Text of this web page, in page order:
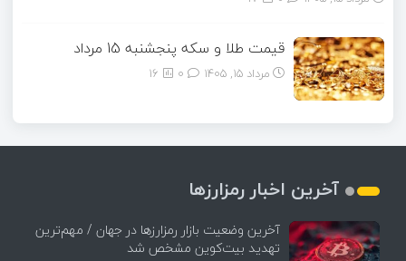
قیمت طلا و سکه پنجشنبه 15 مرداد
مرداد ۱۵, ۱۴۰۵ 16
آخرین اخبار رمزارزها
آخرین وضعیت بازار رمزارزها در جهان / مهم‌ترین
تهدید بیت‌کوین مشخص شد